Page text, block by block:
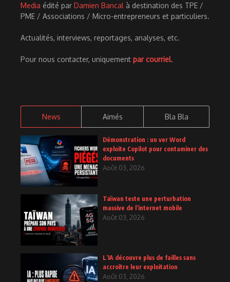
Media édité par Damien Bancal à destination des TPE /
PME / Associations / Micro-entrepreneurs et particuliers.
Actualités, interviews, reportages, analyses, etc.
Pour nous contacter, uniquement par courriel.
News Aimés Bla Bla
Démonstration : un ver Word
exploite Copilot pour contaminer des
documents
Août 03, 2026
Taïwan teste une perturbation
massive de l’internet mobile
Août 03, 2026
L’IA découvre plus de failles sans
accroître leur exploitation
Août 03, 2026